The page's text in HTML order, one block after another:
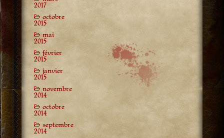
2017
octobre
2015
mai
2015
février
2015
janvier
2015
novembre
2014
octobre
2014
septembre
2014